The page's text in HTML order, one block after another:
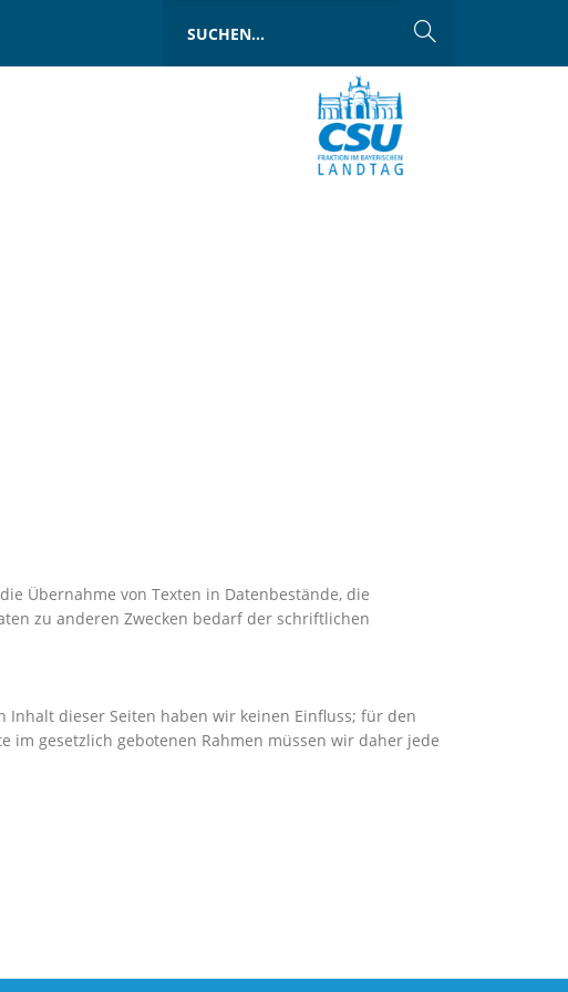
Übernahme von Texten in Datenbestände, die
zu anderen Zwecken bedarf der schriftlichen
dieser Seiten haben wir keinen Einfluss; für den
gesetzlich gebotenen Rahmen müssen wir daher jede